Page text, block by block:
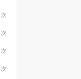
次
次
次
次